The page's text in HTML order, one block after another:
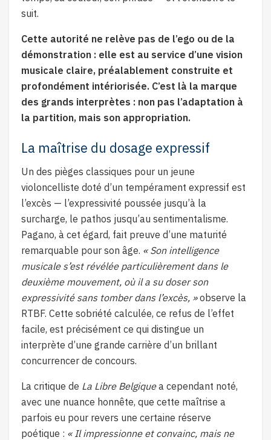
suit.
Cette autorité ne relève pas de l’ego ou de la
démonstration : elle est au service d’une vision
musicale claire, préalablement construite et
profondément intériorisée. C’est là la marque
des grands interprètes : non pas l’adaptation à
la partition, mais son appropriation.
La maîtrise du dosage expressif
Un des pièges classiques pour un jeune
violoncelliste doté d’un tempérament expressif est
l’excès — l’expressivité poussée jusqu’à la
surcharge, le pathos jusqu’au sentimentalisme.
Pagano, à cet égard, fait preuve d’une maturité
remarquable pour son âge. « Son intelligence
musicale s’est révélée particulièrement dans le
deuxième mouvement, où il a su doser son
expressivité sans tomber dans l’excès, »observe la
RTBF. Cette sobriété calculée, ce refus de l’effet
facile, est précisément ce qui distingue un
interprète d’une grande carrière d’un brillant
concurrencer de concours.
La critique de La Libre Belgiquea cependant noté,
avec une nuance honnête, que cette maîtrise a
parfois eu pour revers une certaine réserve
poétique : « Il impressionne et convainc, mais ne